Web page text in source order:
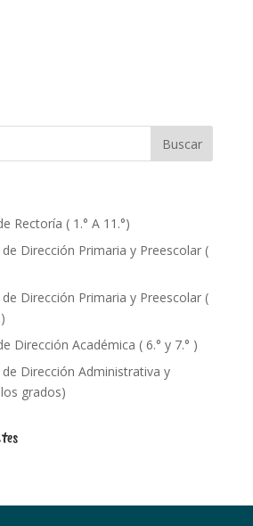
Rectoría ( 1.° A 11.°)
Dirección Primaria y Preescolar (
Dirección Primaria y Preescolar (
Dirección Académica ( 6.° y 7.° )
Dirección Administrativa y
grados)